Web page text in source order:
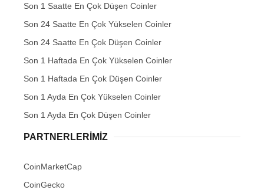
Son 1 Saatte En Çok Düşen Coinler
Son 24 Saatte En Çok Yükselen Coinler
Son 24 Saatte En Çok Düşen Coinler
Son 1 Haftada En Çok Yükselen Coinler
Son 1 Haftada En Çok Düşen Coinler
Son 1 Ayda En Çok Yükselen Coinler
Son 1 Ayda En Çok Düşen Coinler
PARTNERLERIMIZ
CoinMarketCap
CoinGecko